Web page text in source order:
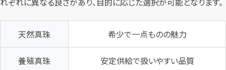
天然真珠 希少で一点ものの魅力
養殖真珠 安定供給で扱いやすい品質